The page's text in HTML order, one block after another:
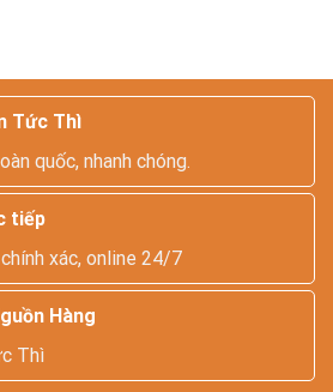
Tức Thì
quốc, nhanh chóng.
tiếp
chính xác, online 24/7
Hàng
Thì